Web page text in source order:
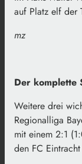
auf Platz elf der
mz
Der komplette
Weitere drei
Regionalliga
mit einem 2:1
den FC